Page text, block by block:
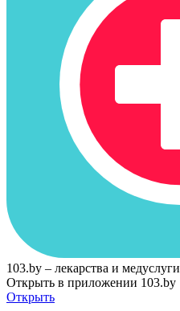
103.by – лекарства и медуслуги
Открыть в приложении 103.by
Открыть